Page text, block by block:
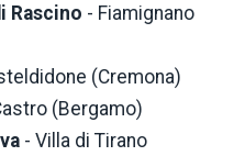
Rascino - Fiamignano
(Cremona)
(Bergamo)
- Villa di Tirano